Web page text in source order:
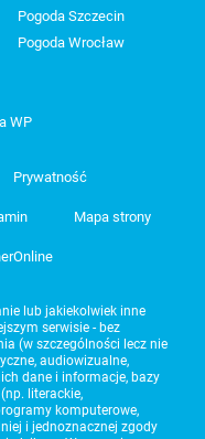
Pogoda Szczecin
Pogoda Wrocław
WP
Prywatność
Mapa strony
lub jakiekolwiek inne
serwisie - bez
(w szczególności lecz nie
audiowizualne,
dane i informacje, bazy
literackie,
komputerowe,
i jednoznacznej zgody